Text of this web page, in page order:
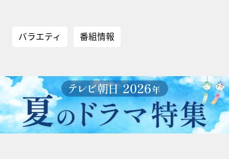
バラエティ 番組情報